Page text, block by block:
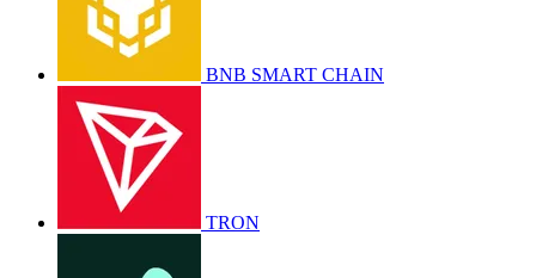
BNB SMART CHAIN
TRON